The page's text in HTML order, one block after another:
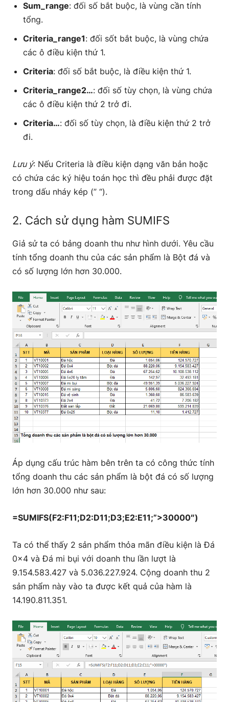
Sum_range: đối số bắt buộc, là vùng cần tính
tổng.
Criteria_range1: đối sốt bắt buộc, là vùng chứa
các ô điều kiện thứ 1.
Criteria: đối số bắt buộc, là điều kiện thứ 1.
Criteria_range2…: đối số tùy chọn, là vùng chứa
các ô điều kiện thứ 2 trở đi.
Criteria…: đối số tùy chọn, là điều kiện thứ 2 trở
đi.
Lưu ý: Nếu Criteria là điều kiện dạng văn bản hoặc
có chứa các ký hiệu toán học thì đều phải được đặt
trong dấu nháy kép (” “).
2. Cách sử dụng hàm SUMIFS
Giả sử ta có bảng doanh thu như hình dưới. Yêu cầu
tính tổng doanh thu của các sản phẩm là Bột đá và
có số lượng lớn hơn 30.000.
Áp dụng cấu trúc hàm bên trên ta có công thức tính
tổng doanh thu các sản phẩm là bột đá có số lượng
lớn hơn 30.000 như sau:
=SUMIFS(F2:F11;D2:D11;D3;E2:E11;”>30000″)
Ta có thể thấy 2 sản phẩm thỏa mãn điều kiện là Đá
0x4 và Đá mi bụi với doanh thu lần lượt là
9.154.583.427 và 5.036.227.924. Cộng doanh thu 2
sản phẩm này vào ta được kết quả của hàm là
14.190.811.351.